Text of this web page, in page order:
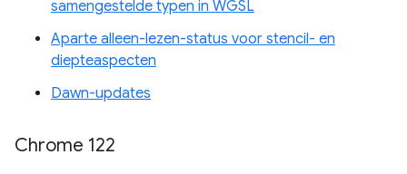
samengestelde typen in WGSL
Aparte alleen-lezen-status voor stencil- en
diepteaspecten
Dawn-updates
Chrome 122